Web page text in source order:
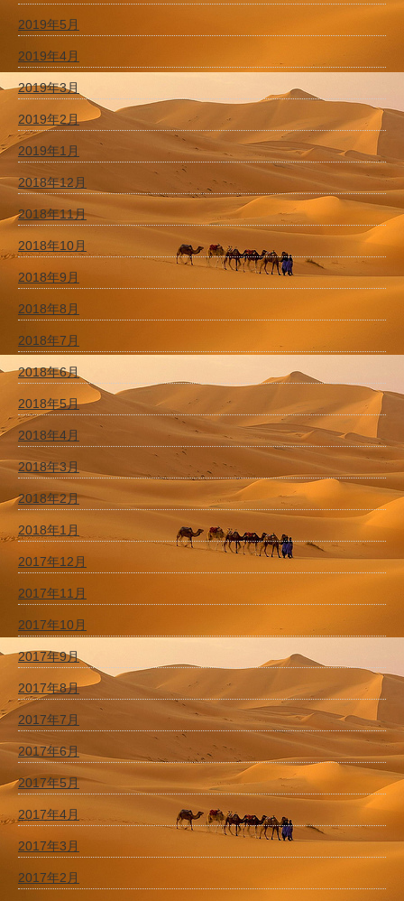
2019年5月
2019年4月
2019年3月
2019年2月
2019年1月
2018年12月
2018年11月
2018年10月
2018年9月
2018年8月
2018年7月
2018年6月
2018年5月
2018年4月
2018年3月
2018年2月
2018年1月
2017年12月
2017年11月
2017年10月
2017年9月
2017年8月
2017年7月
2017年6月
2017年5月
2017年4月
2017年3月
2017年2月